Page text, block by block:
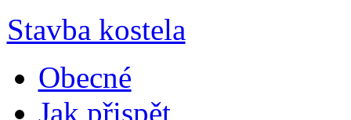
Stavba kostela
Obecné
Jak přispět